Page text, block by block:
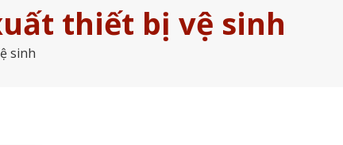
thiết bị vệ sinh
sinh